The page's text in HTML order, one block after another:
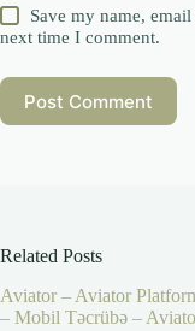
Save my name,
next time I comment.
Post Comment
Related Posts
Aviator – Aviator
– Mobil Təcrübə –